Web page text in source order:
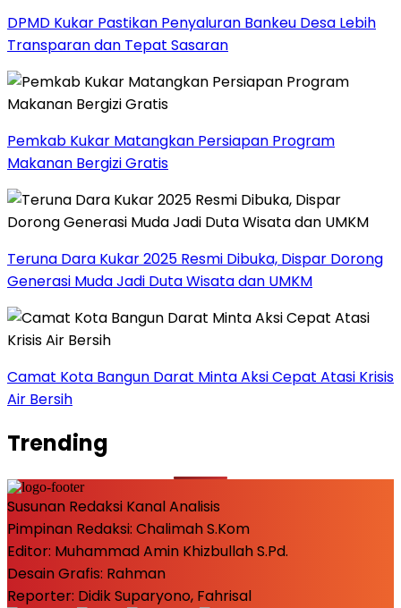
DPMD Kukar Pastikan Penyaluran Bankeu Desa Lebih
Transparan dan Tepat Sasaran
Pemkab Kukar Matangkan Persiapan Program
Makanan Bergizi Gratis
Teruna Dara Kukar 2025 Resmi Dibuka, Dispar Dorong
Generasi Muda Jadi Duta Wisata dan UMKM
Camat Kota Bangun Darat Minta Aksi Cepat Atasi Krisis
Air Bersih
Trending
Susunan Redaksi Kanal Analisis
Pimpinan Redaksi: Chalimah S.Kom
Editor: Muhammad Amin Khizbullah S.Pd.
Desain Grafis: Rahman
Reporter: Didik Suparyono, Fahrisal